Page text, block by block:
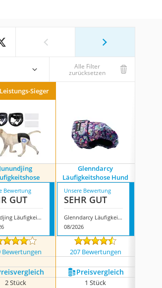
Alle Filter
zurücksetzen
Sieger
Junundjing
Glenndarcy
Läufigkeitshose Hund
Bewertung
GUT
Junundjing Läufigkeitshose
Unsere Bewertung
SEHR GUT
Glenndarcy Läufigkeitshose Hund
08/2026
Bewertungen 207 Bewertungen
Preis­vergleich
2 Stück 1 Stück